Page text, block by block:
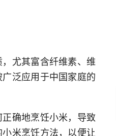
尤其富含纤维素、维
泛应用于中国家庭的
确地烹饪小米，导致
米烹饪方法，以便让